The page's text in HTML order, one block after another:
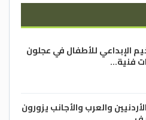
الإبداعي للأطفال في عجلون
فنية…
والعرب والأجانب يزورون